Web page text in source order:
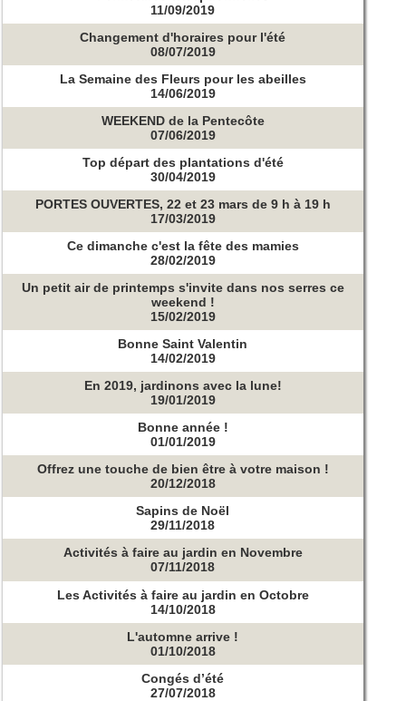
11/09/2019
Changement d'horaires pour l'été
08/07/2019
La Semaine des Fleurs pour les abeilles
14/06/2019
WEEKEND de la Pentecôte
07/06/2019
Top départ des plantations d'été
30/04/2019
PORTES OUVERTES, 22 et 23 mars de 9 h à 19 h
17/03/2019
Ce dimanche c'est la fête des mamies
28/02/2019
Un petit air de printemps s'invite dans nos serres ce
weekend !
15/02/2019
Bonne Saint Valentin
14/02/2019
En 2019, jardinons avec la lune!
19/01/2019
Bonne année !
01/01/2019
Offrez une touche de bien être à votre maison !
20/12/2018
Sapins de Noël
29/11/2018
Activités à faire au jardin en Novembre
07/11/2018
Les Activités à faire au jardin en Octobre
14/10/2018
L'automne arrive !
01/10/2018
Congés d’été
27/07/2018